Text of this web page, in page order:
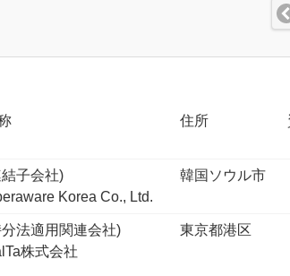
住所
結子会社)
Korea Co., Ltd.
韓国ソウル市
分法適用関連会社)
株式会社
東京都港区